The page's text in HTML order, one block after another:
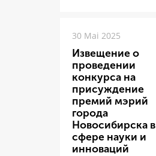
30 Mai 2025
Извещение о
проведении
конкурса на
присуждение
премий мэрий
города
Новосибирска в
сфере науки и
инноваций